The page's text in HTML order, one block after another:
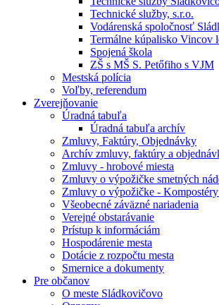
Technické služby, s.r.o.
Vodárenská spoločnosť
Termálne kúpalisko Vincov
Spojená škola
ZŠ s MŠ S. Petőfiho s VJM
Mestská polícia
Voľby, referendum
Zverejňovanie
Úradná tabuľa
Úradná tabuľa archív
Zmluvy, Faktúry, Objednávky
Archív zmluvy, faktúry a
Zmluvy - hrobové miesta
Zmluvy o výpožičke smetných
Zmluvy o výpožičke -
Všeobecné záväzné nariadenia
Verejné obstarávanie
Prístup k informáciám
Hospodárenie mesta
Dotácie z rozpočtu mesta
Smernice a dokumenty
Pre občanov
O meste Sládkovičovo